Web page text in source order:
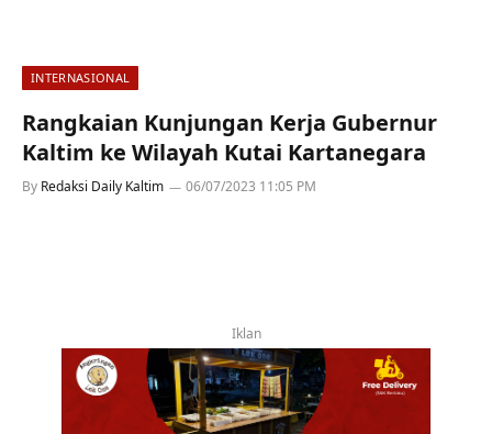
INTERNASIONAL
Rangkaian Kunjungan Kerja Gubernur
Kaltim ke Wilayah Kutai Kartanegara
By Redaksi Daily Kaltim 06/07/2023 11:05 PM
Iklan